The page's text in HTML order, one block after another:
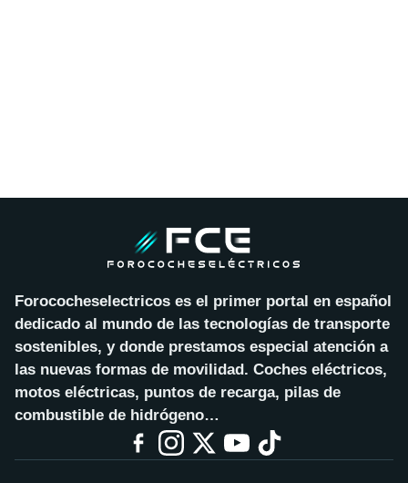
Forococheselectricos es el primer portal en español
dedicado al mundo de las tecnologías de transporte
sostenibles, y donde prestamos especial atención a
las nuevas formas de movilidad. Coches eléctricos,
motos eléctricas, puntos de recarga, pilas de
combustible de hidrógeno…